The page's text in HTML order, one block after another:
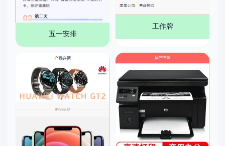
五一安排
工作牌